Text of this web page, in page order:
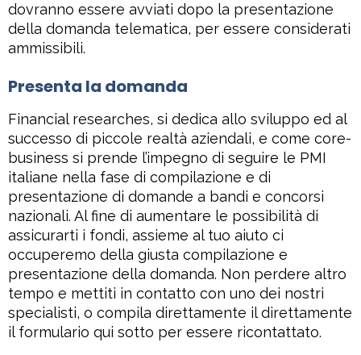
dovranno essere avviati dopo la presentazione
della domanda telematica, per essere considerati
ammissibili.
Presenta la domanda
Financial researches, si dedica allo sviluppo ed al
successo di piccole realtà aziendali, e come core-
business si prende l’impegno di seguire le PMI
italiane nella fase di compilazione e di
presentazione di domande a bandi e concorsi
nazionali. Al fine di aumentare le possibilità di
assicurarti i fondi, assieme al tuo aiuto ci
occuperemo della giusta compilazione e
presentazione della domanda. Non perdere altro
tempo e mettiti in contatto con uno dei nostri
specialisti, o compila direttamente il direttamente
il formulario qui sotto per essere ricontattato.